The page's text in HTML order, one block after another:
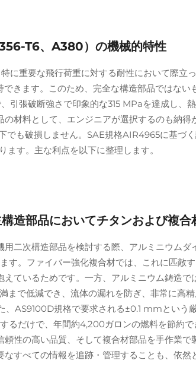
T6、A380）の機械的特性
重要な飛行荷重に対する耐性において際立
きます。このため、完全な構造部品ではない
引張破断強さで印象的な315 MPaを達成し、
材料として、エンジニアが選択するのも納得
も破損しません。SAE規格AIR4965に基づ
す。主な利点を以下に整理します。
造部品においてチタンおよび複合
二次構造部品を検討する際、アルミニウムダ
。ファイバー強化複合材では、これに匹敵
ているためです。一方、アルミニウム鋳造で
で低減でき、流体の漏れを防ぎ、非常に高
AS9100D規格で要求される±0.1 mmという
るだけで、年間約4,200ガロンの燃料を節約
性の高い品質、そして複合材部品を手作業で
すべての情報を追跡・管理することも、依然